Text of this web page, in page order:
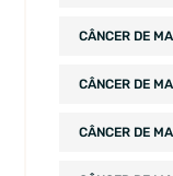
CÂNCER DE
CÂNCER DE
CÂNCER DE